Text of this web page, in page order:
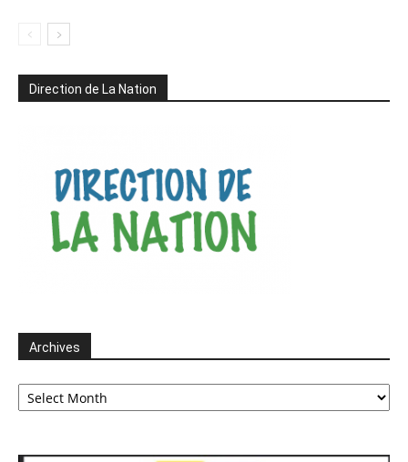
Direction de La Nation
Archives
Archives